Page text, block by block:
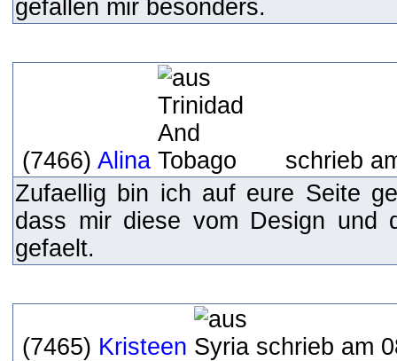
gefallen mir besonders.
(7466) Alina
schrieb
Zufaellig bin ich auf eure Seite
dass mir diese vom Design und
gefaelt.
(7465) Kristeen
schrieb am